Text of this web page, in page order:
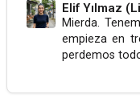
Elif Yılmaz
Mierda.
empieza en
perdemos